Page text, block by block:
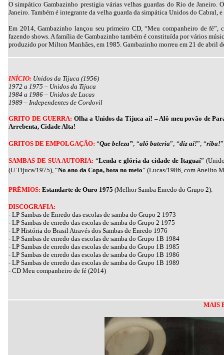
O simpático Gambazinho prestigia várias velhas guardas do Rio de Janeiro.
Janeiro. Também é integrante da velha guarda da simpática Unidos do Cabral,
Em 2014, Gambazinho lançou seu primeiro CD, “Meu companheiro de
fazendo shows. A família de Gambazinho também é constituída por vários
produzido por Milton Manhães, em 1985. Gambazinho morreu em 21 de abril
INÍCIO: Unidos da Tijuca (1956)
1972 a 1975 – Unidos da Tijuca
1984 a 1986 – Unidos de Lucas
1989 – Independentes de Cordovil
GRITO DE GUERRA: Olha a Unidos da Tijuca aí! – Alô meu povão de
Arrebenta, Cidade Alta!
GRITOS DE EMPOLGAÇÃO: “Que beleza”; “alô bateria”; “diz aí!”; “riba!
SAMBAS DE SUA AUTORIA: “Lenda e glória da cidade de Itaguaí”
(U.Tijuca/1975), “No ano da Copa, bota no meio” (Lucas/1986, com Anelito
PRÊMIOS: Estandarte de Ouro 1975 (Melhor Samba Enredo do Grupo 2).
DISCOGRAFIA:
- LP Sambas de Enredo das escolas de samba do Grupo 2 1973
- LP Sambas de enredo das escolas de samba do Grupo 2 1975
- LP História do Brasil Através dos Sambas de Enredo 1976
- LP Sambas de enredo das escolas de samba do Grupo 1B 1984
- LP Sambas de enredo das escolas de samba do Grupo 1B 1985
- LP Sambas de enredo das escolas de samba do Grupo 1B 1986
- LP Sambas de enredo das escolas de samba do Grupo 1B 1989
- CD Meu companheiro de fé (2014)
MAIS